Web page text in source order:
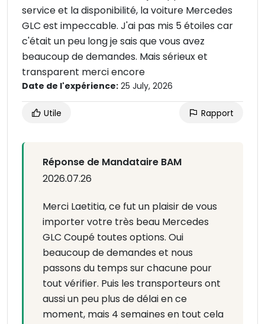
service et la disponibilité, la voiture Mercedes
GLC est impeccable. J'ai pas mis 5 étoiles car
c'était un peu long je sais que vous avez
beaucoup de demandes. Mais sérieux et
transparent merci encore
Date de l'expérience: 25 July, 2026
Utile Rapport
Réponse de Mandataire BAM
2026.07.26
Merci Laetitia, ce fut un plaisir de vous
importer votre très beau Mercedes
GLC Coupé toutes options. Oui
beaucoup de demandes et nous
passons du temps sur chacune pour
tout vérifier. Puis les transporteurs ont
aussi un peu plus de délai en ce
moment, mais 4 semaines en tout cela